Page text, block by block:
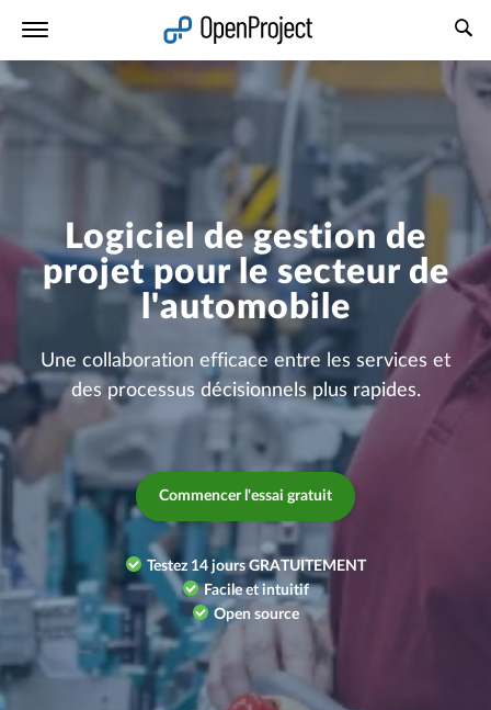
Logiciel de gestion de
projet pour le secteur de
l'automobile
Une collaboration efficace entre les services et
des processus décisionnels plus rapides.
Commencer l'essai gratuit
Testez 14 jours GRATUITEMENT
Facile et intuitif
Open source
Ouvrir le lien dans un nouvel onglet